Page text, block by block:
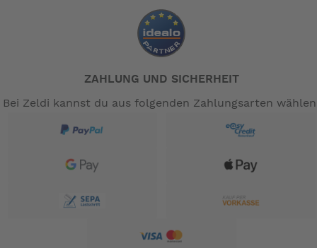
ZAHLUNG UND SICHERHEIT
Bei Zeldi kannst du aus folgenden Zahlungsarten